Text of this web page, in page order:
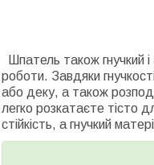
Шпатель також гнучкий
роботи. Завдяки
або деку, а також
легко розкатаєте тісто
стійкість, а гнучкий